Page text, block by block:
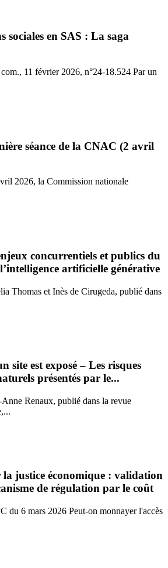
sociales en SAS : La saga
11 février 2026, n°24-18.524 Par un
séance de la CNAC (2 avril
2026, la Commission nationale
concurrentiels et publics du
artificielle générative
Thomas et Inès de Cirugeda, publié dans
site est exposé – Les risques
présentés par le...
Renaux, publié dans la revue
justice économique : validation
de régulation par le coût
du 6 mars 2026 Peut-on monnayer l'accès